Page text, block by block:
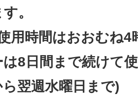
。
用時間はおおむね4
は8日間まで続けて
翌週水曜日まで)